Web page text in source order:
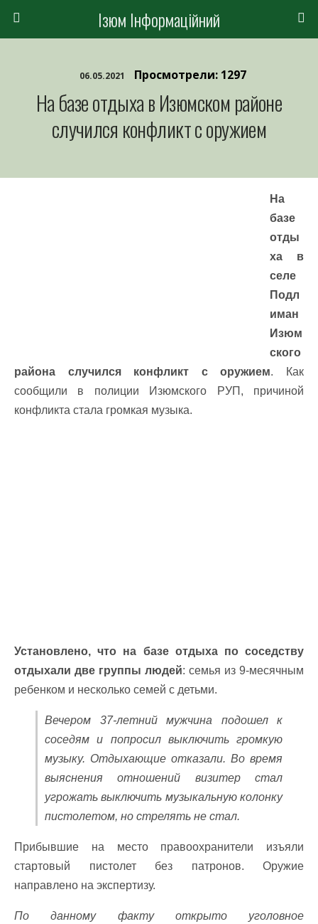
Ізюм Інформаційний
06.05.2021 Просмотрели: 1297
На базе отдыха в Изюмском районе
случился конфликт с оружием
На
базе
отды
ха в
селе
Подл
иман
Изюм
ского
района случился конфликт с оружием. Как
сообщили в полиции Изюмского РУП, причиной
конфликта стала громкая музыка.
Установлено, что на базе отдыха по соседству
отдыхали две группы людей: семья из 9-месячным
ребенком и несколько семей с детьми.
Вечером 37-летний мужчина подошел к
соседям и попросил выключить громкую
музыку. Отдыхающие отказали. Во время
выяснения отношений визитер стал
угрожать выключить музыкальную колонку
пистолетом, но стрелять не стал.
Прибывшие на место правоохранители изъяли
стартовый пистолет без патронов. Оружие
направлено на экспертизу.
По данному факту открыто уголовное